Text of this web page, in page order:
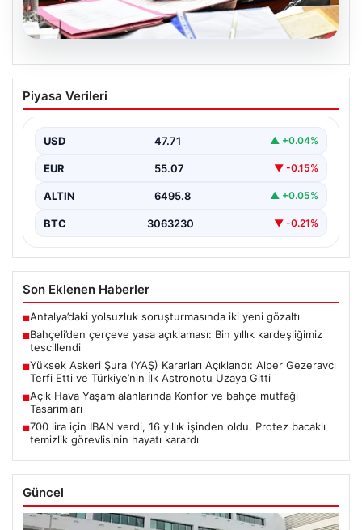
Bahçeli’den çerçeve yasa açıklaması:
Bin yıllık kardeşliğimiz tescillendi
Kardeşliğimiz Resmen Tescillendi”, “content”: “ Milliyetçi
Hareket…
Piyasa Verileri
USD 47.71 ▲ +0.04%
EUR 55.07 ▼ -0.15%
ALTIN 6495.8 ▲ +0.05%
BTC 3063230 ▼ -0.21%
Son Eklenen Haberler
■Antalya’daki yolsuzluk soruşturmasında iki yeni gözaltı
■Bahçeli’den çerçeve yasa açıklaması: Bin yıllık kardeşliğimiz
tescillendi
■Yüksek Askeri Şura (YAŞ) Kararları Açıklandı: Alper Gezeravcı
Terfi Etti ve Türkiye’nin İlk Astronotu Uzaya Gitti
■Açık Hava Yaşam alanlarında Konfor ve bahçe mutfağı
Tasarımları
■700 lira için IBAN verdi, 16 yıllık işinden oldu. Protez bacaklı
temizlik görevlisinin hayatı karardı
Güncel